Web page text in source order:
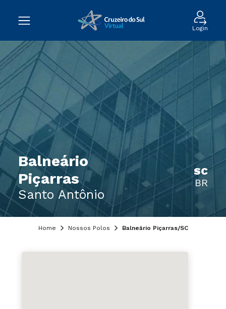
Login
Balneário
Piçarras
Santo Antônio
SC
BR
Home Nossos Polos Balneário Piçarras/SC